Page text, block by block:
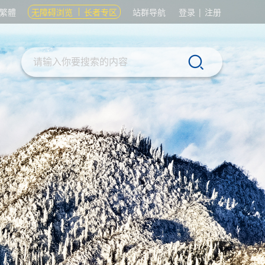
繁體 无障碍浏览 长者专区 站群导航 登录 | 注册